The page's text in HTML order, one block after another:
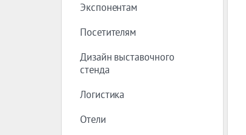
Экспонентам
Посетителям
Дизайн выставочного
стенда
Логистика
Отели